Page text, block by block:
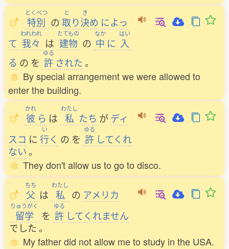
とくべつ
特別 の
と
取り
き
決め によっ
て
われわれ
我々 は
たてもの
建物 の
なか
中 に
はい
入
る の を
ゆる
許 された。
By special arrangement we were allowed to
enter the building.
かれ
彼 ら は
わたし
私 たち がディ
スコ に
い
行く の を
ゆる
許 してくれ
ない。
They don't allow us to go to disco.
ちち
父 は
わたし
私 の アメリカ
りゅうがく
留学 を
ゆる
許 してくれません
でした。
My father did not allow me to study in the USA.